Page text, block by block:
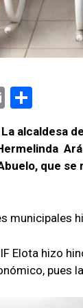
E
ail m
p
tir
alcaldesa
que
municipales
Elota hizo
pues